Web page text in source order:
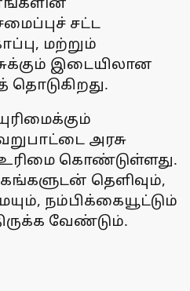
சட்ட
மற்றும்
இடையிலான
அரசு
உரிமை கொண்டுள்ளது.
தெளிவும்,
நம்பிக்கையூட்டும்
வேண்டும்.